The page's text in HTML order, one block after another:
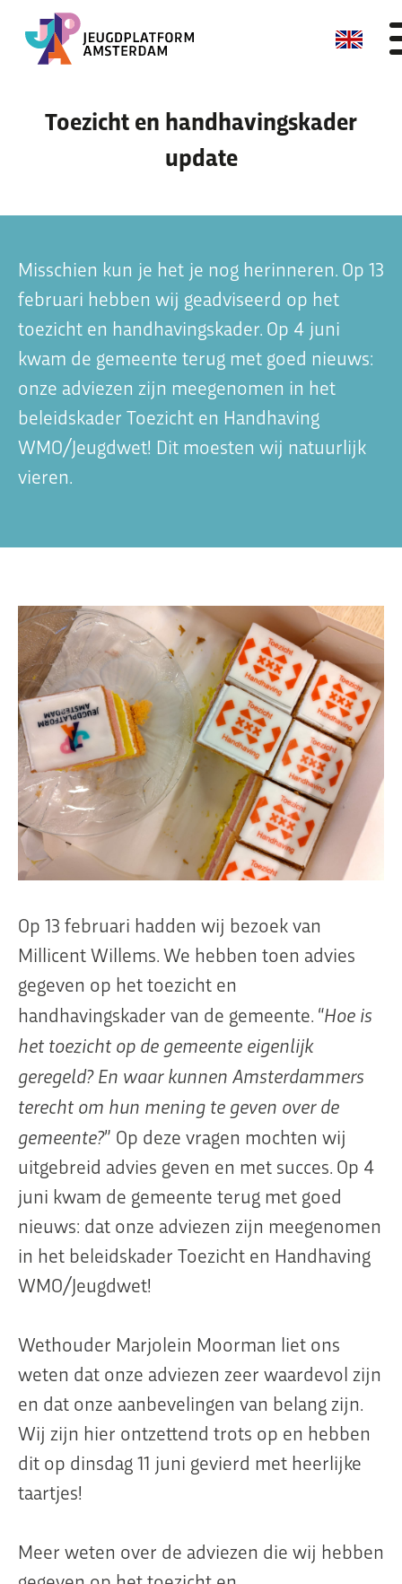
Meedoen
Activiteiten agenda
Thema’s & verhalen
Thema’s waar we mee bezig zijn
Ervaringsverhalen
Nieuws
Organisatie
De adviesgroep
Toezicht en handhavingskader
update
Misschien kun je het je nog herinneren. Op 13
februari hebben wij geadviseerd op het
toezicht en handhavingskader. Op 4 juni
kwam de gemeente terug met goed nieuws:
onze adviezen zijn meegenomen in het
beleidskader Toezicht en Handhaving
WMO/Jeugdwet! Dit moesten wij natuurlijk
vieren.
Op 13 februari hadden wij bezoek van
Millicent Willems. We hebben toen advies
gegeven op het toezicht en
handhavingskader van de gemeente. “Hoe is
het toezicht op de gemeente eigenlijk
geregeld? En waar kunnen Amsterdammers
terecht om hun mening te geven over de
gemeente?” Op deze vragen mochten wij
uitgebreid advies geven en met succes. Op 4
juni kwam de gemeente terug met goed
nieuws: dat onze adviezen zijn meegenomen
in het beleidskader Toezicht en Handhaving
WMO/Jeugdwet!
Wethouder Marjolein Moorman liet ons
weten dat onze adviezen zeer waardevol zijn
en dat onze aanbevelingen van belang zijn.
Wij zijn hier ontzettend trots op en hebben
dit op dinsdag 11 juni gevierd met heerlijke
taartjes!
Meer weten over de adviezen die wij hebben